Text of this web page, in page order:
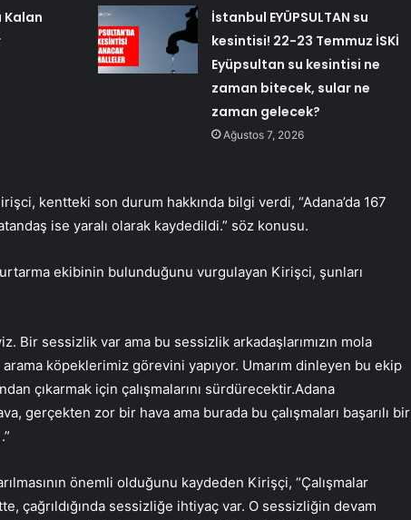
Kalan
İstanbul EYÜPSULTAN su
kesintisi! 22-23 Temmuz İSKİ
Eyüpsultan su kesintisi ne
zaman bitecek, sular ne
zaman gelecek?
Ağustos 7, 2026
kentteki son durum hakkında bilgi verdi, “Adana’da 167
ise yaralı olarak kaydedildi.” söz konusu.
ekibinin bulunduğunu vurgulayan Kirişci, şunları
Bir sessizlik var ama bu sessizlik arkadaşlarımızın mola
köpeklerimiz görevini yapıyor. Umarım dinleyen bu ekip
çıkarmak için çalışmalarını sürdürecektir.Adana
gerçekten zor bir hava ama burada bu çalışmaları başarılı bir
önemli olduğunu kaydeden Kirişçi, “Çalışmalar
çağrıldığında sessizliğe ihtiyaç var. O sessizliğin devam